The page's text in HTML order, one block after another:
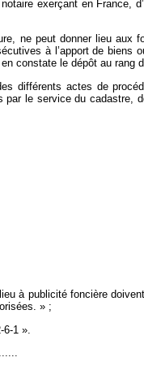
exerçant en France,
ne peut donner lieu aux
à l’apport de biens
constate le dépôt au rang
différents actes de
le service du cadastre,
à publicité foncière
» ;
1 ».